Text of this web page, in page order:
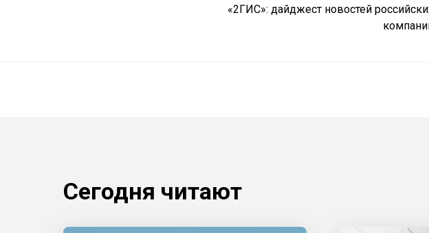
«2ГИС»: дайджест новостей
Сегодня читают